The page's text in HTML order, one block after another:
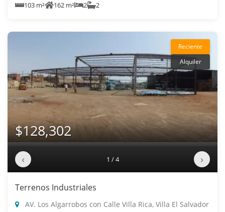
103 m² 162 m² 2 2
Reciente
Alquiler
$128,302
‹ 1 / 4 ›
Terrenos Industriales
AV. Los Algarrobos con Calle Villa Rica, Villa El Salvador